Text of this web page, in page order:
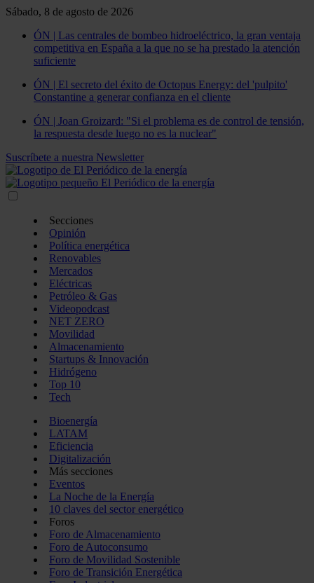
Sábado, 8 de agosto de 2026
ÓN | Las centrales de bombeo hidroeléctrico, la gran ventaja
competitiva en España a la que no se ha prestado la atención
suficiente
ÓN | El secreto del éxito de Octopus Energy: del 'pulpito'
Constantine a generar confianza en el cliente
ÓN | Joan Groizard: "Si el problema es de control de tensión,
la respuesta desde luego no es la nuclear"
Suscríbete a nuestra Newsletter
Secciones
Opinión
Política energética
Renovables
Mercados
Eléctricas
Petróleo & Gas
Videopodcast
NET ZERO
Movilidad
Almacenamiento
Startups & Innovación
Hidrógeno
Top 10
Tech
Bioenergía
LATAM
Eficiencia
Digitalización
Más secciones
Eventos
La Noche de la Energía
10 claves del sector energético
Foros
Foro de Almacenamiento
Foro de Autoconsumo
Foro de Movilidad Sostenible
Foro de Transición Energética